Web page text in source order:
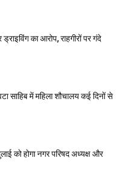
का आरोप, राहगीरों पर गंदे
साहिब में महिला शौचालय कई दिनों से
को होगा नगर परिषद अध्यक्ष और